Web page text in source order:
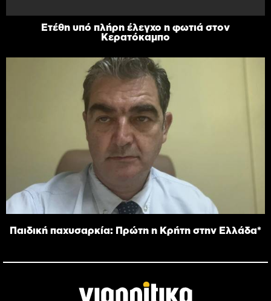
Ετέθη υπό πλήρη έλεγχο η φωτιά στον
Κερατόκαμπο
Παιδική παχυσαρκία: Πρώτη η Κρήτη στην Ελλάδα*